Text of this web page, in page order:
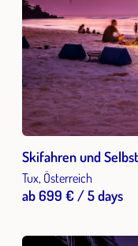
Skifahren und
Tux, Österreich
ab 699 € / 5 days